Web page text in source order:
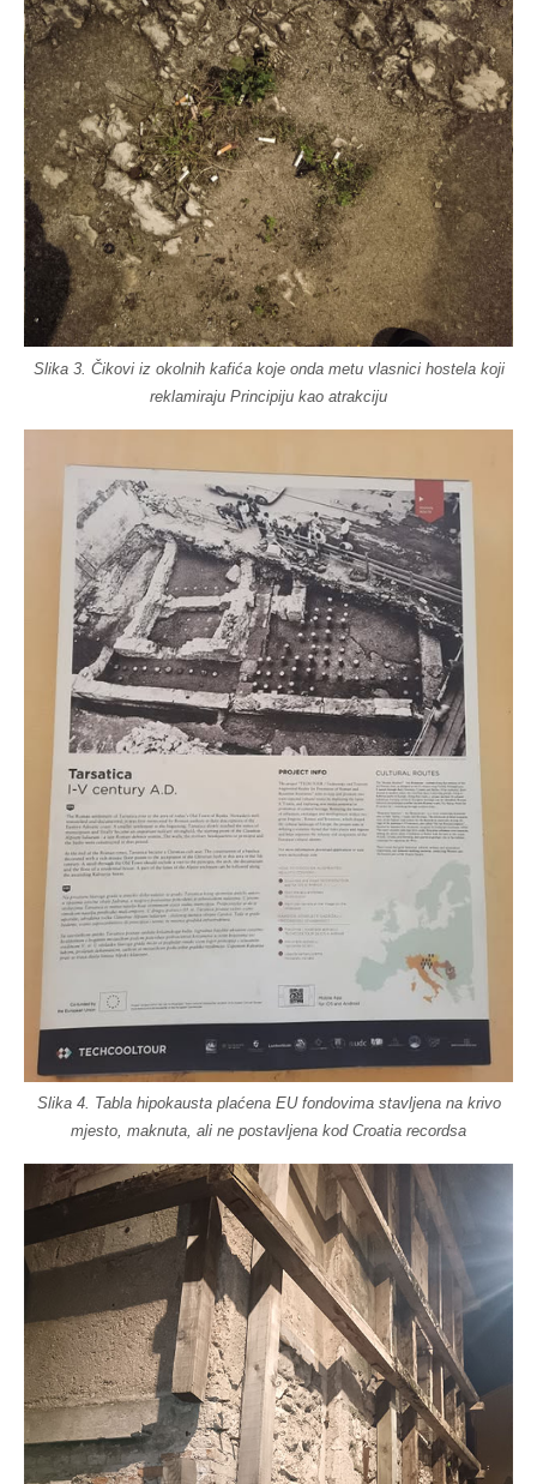
Slika 3. Čikovi iz okolnih kafića koje onda metu vlasnici hostela koji
reklamiraju Principiju kao atrakciju
Slika 4. Tabla hipokausta plaćena EU fondovima stavljena na krivo
mjesto, maknuta, ali ne postavljena kod Croatia recordsa